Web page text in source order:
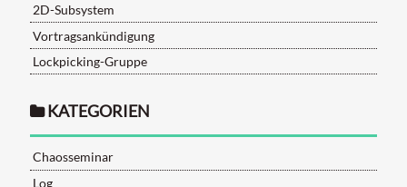
2D-Subsystem
Vortragsankündigung
Lockpicking-Gruppe
KATEGORIEN
Chaosseminar
Log